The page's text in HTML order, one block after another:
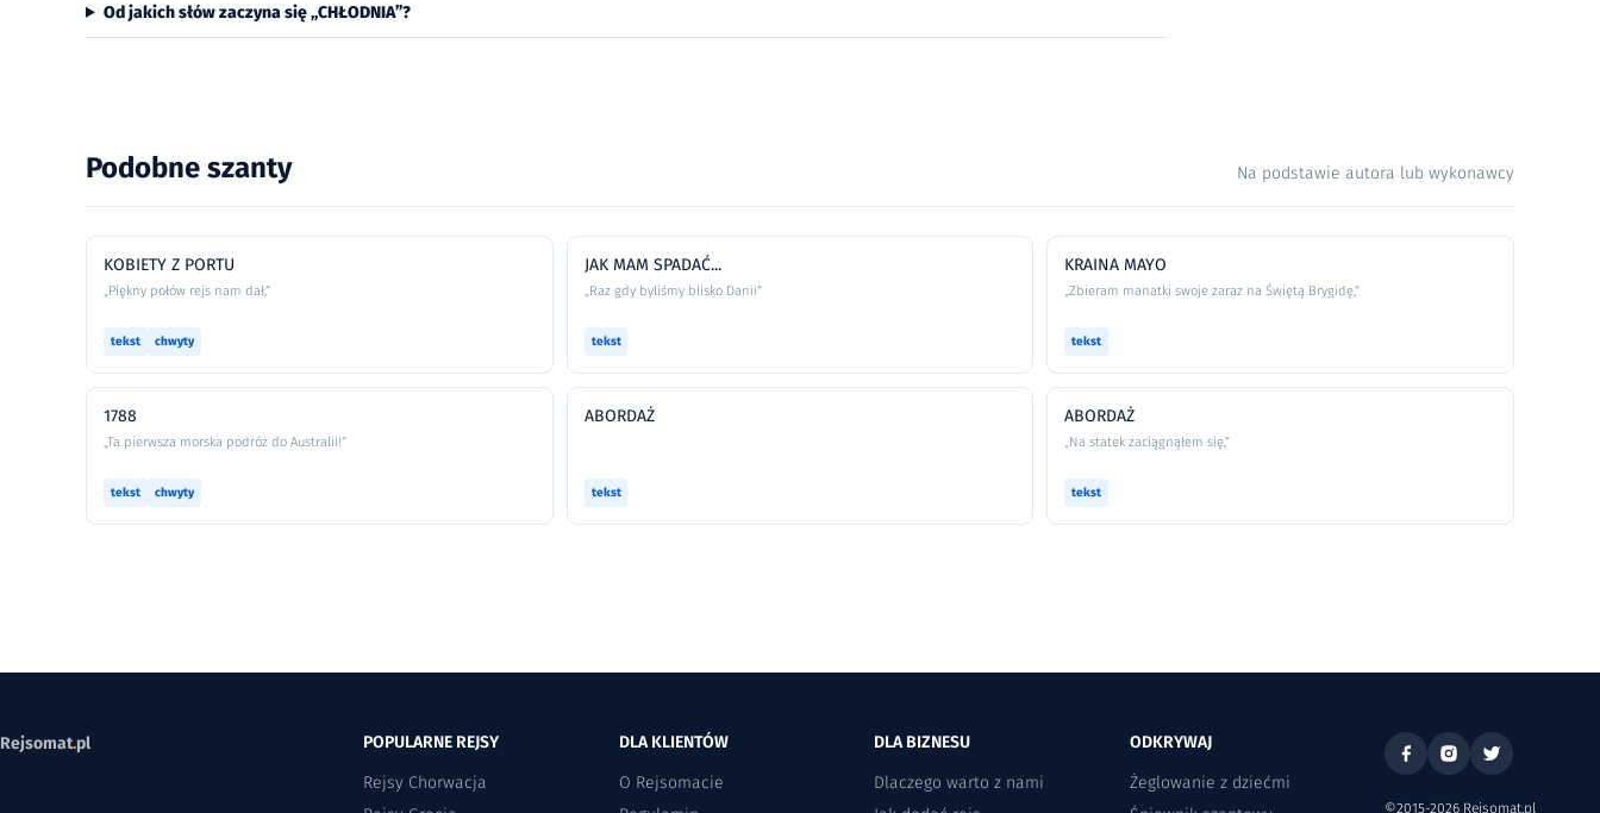
Od jakich słów zaczyna się „CHŁODNIA”?
Podobne szanty Na podstawie autora lub wykonawcy
KOBIETY Z PORTU
„Piękny połów rejs nam dał,”
tekst chwyty
JAK MAM SPADAĆ...
„Raz gdy byliśmy blisko Danii”
tekst
KRAINA MAYO
„Zbieram manatki swoje zaraz na Świętą Brygidę,”
tekst
1788
„Ta pierwsza morska podróż do Australii!”
tekst chwyty
ABORDAŻ
tekst
ABORDAŻ
„Na statek zaciągnąłem się,”
tekst
Rejsomat.pl
POPULARNE REJSY
Rejsy Chorwacja
DLA KLIENTÓW
O Rejsomacie
DLA BIZNESU
Dlaczego warto z nami
ODKRYWAJ
Żeglowanie z dziećmi
©2015-2026 Rejsomat.pl